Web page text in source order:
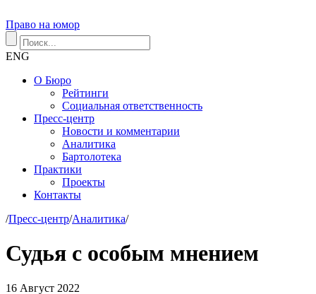
Право на юмор
ENG
О Бюро
Рейтинги
Социальная ответственность
Пресс-центр
Новости и комментарии
Аналитика
Бартолотека
Практики
Проекты
Контакты
/Пресс-центр/Аналитика/
Судья с особым мнением
16 Август 2022